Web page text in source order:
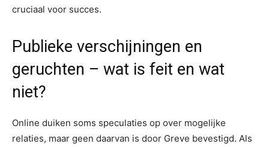
cruciaal voor succes.
Publieke verschijningen en
geruchten – wat is feit en wat
niet?
Online duiken soms speculaties op over mogelijke
relaties, maar geen daarvan is door Greve bevestigd. Als